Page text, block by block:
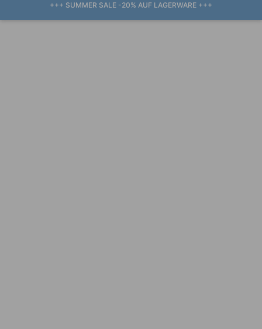
+++ SUMMER SALE -20% AUF LAGERWARE +++